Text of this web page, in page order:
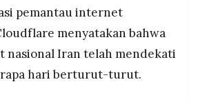
pemantau internet
menyatakan bahwa
nasional Iran telah mendekati
hari berturut-turut.